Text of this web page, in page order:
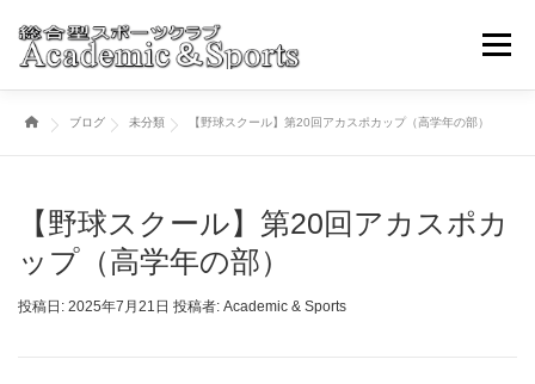
メニュ
トップページ アカスポについて スポーツ事業部
ブログ・ニュースその他 取引学校・幼稚園
各種お申込み・問い合わせ
ブログ 未分類 【野球スクール】第20回アカスポカップ（高学年の部）
【野球スクール】第20回アカスポカ
ップ（高学年の部）
投稿日: 2025年7月21日 投稿者: Academic & Sports